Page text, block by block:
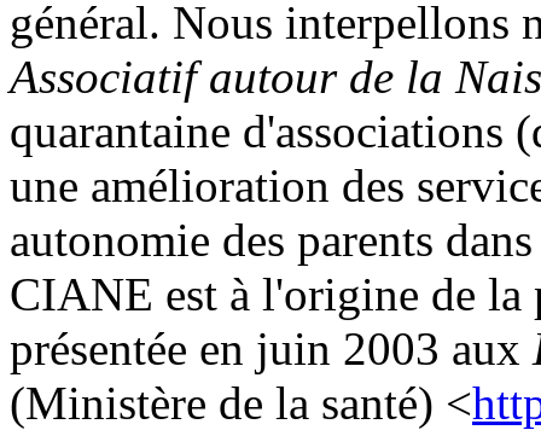
général. Nous interpellons
Associatif autour de la
quarantaine d'associations
une amélioration des
autonomie des parents
CIANE est à l'origine de la
présentée en juin 2003 aux
(Ministère de la santé) <